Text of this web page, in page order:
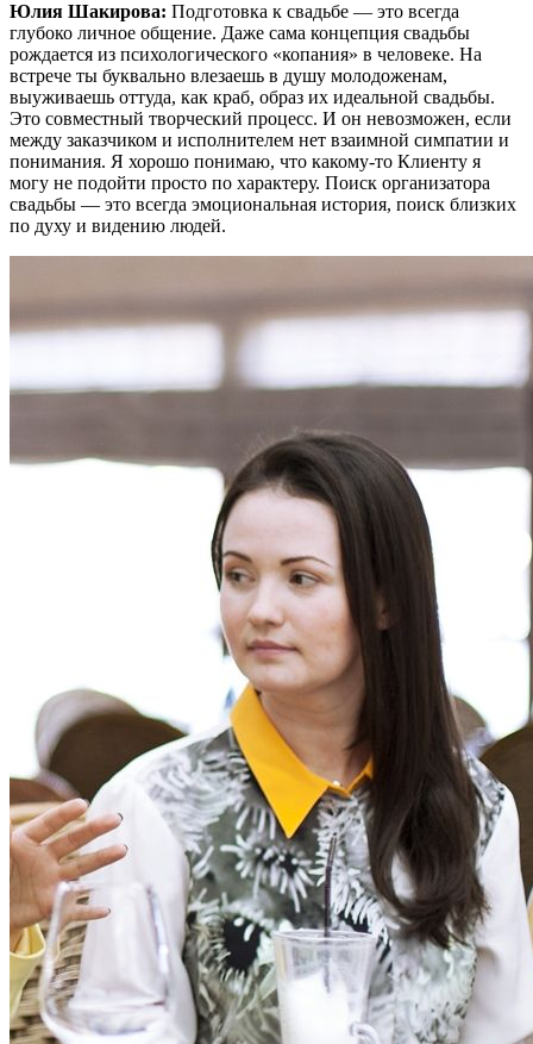
Юлия Шакирова: Подготовка к свадьбе — это всегда
глубоко личное общение. Даже сама концепция свадьбы
рождается из психологического «копания» в человеке. На
встрече ты буквально влезаешь в душу молодоженам,
выуживаешь оттуда, как краб, образ их идеальной свадьбы.
Это совместный творческий процесс. И он невозможен, если
между заказчиком и исполнителем нет взаимной симпатии и
понимания. Я хорошо понимаю, что какому-то Клиенту я
могу не подойти просто по характеру. Поиск организатора
свадьбы — это всегда эмоциональная история, поиск близких
по духу и видению людей.